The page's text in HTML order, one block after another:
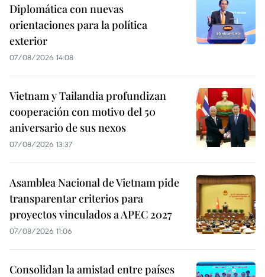
Diplomática con nuevas
orientaciones para la política
exterior
07/08/2026 14:08
Vietnam y Tailandia profundizan
cooperación con motivo del 50
aniversario de sus nexos
07/08/2026 13:37
Asamblea Nacional de Vietnam pide
transparentar criterios para
proyectos vinculados a APEC 2027
07/08/2026 11:06
Consolidan la amistad entre países